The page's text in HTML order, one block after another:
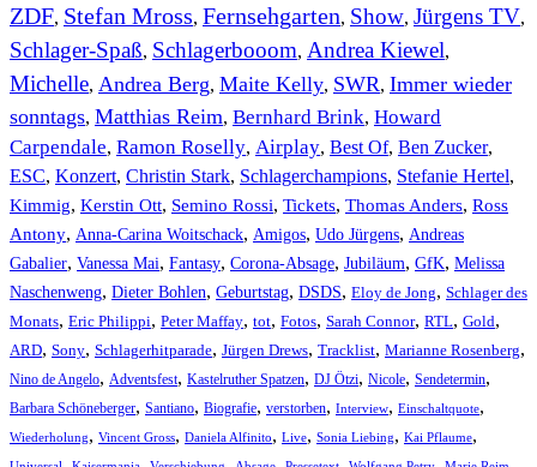
ZDF, Stefan Mross, Fernsehgarten, Show, Jürgens TV,
Schlager-Spaß, Schlagerbooom, Andrea Kiewel,
Michelle, Andrea Berg, Maite Kelly, SWR, Immer wieder
sonntags, Matthias Reim, Bernhard Brink, Howard
Carpendale, Ramon Roselly, Airplay, Best Of, Ben Zucker,
ESC, Konzert, Christin Stark, Schlagerchampions, Stefanie Hertel,
Kimmig, Kerstin Ott, Semino Rossi, Tickets, Thomas Anders, Ross
Antony, Anna-Carina Woitschack, Amigos, Udo Jürgens, Andreas
Gabalier, Vanessa Mai, Fantasy, Corona-Absage, Jubiläum, GfK, Melissa
Naschenweng, Dieter Bohlen, Geburtstag, DSDS, Eloy de Jong, Schlager des
Monats, Eric Philippi, Peter Maffay, tot, Fotos, Sarah Connor, RTL, Gold,
ARD, Sony, Schlagerhitparade, Jürgen Drews, Tracklist, Marianne Rosenberg,
Nino de Angelo, Adventsfest, Kastelruther Spatzen, DJ Ötzi, Nicole, Sendetermin,
Barbara Schöneberger, Santiano, Biografie, verstorben, Interview, Einschaltquote,
Wiederholung, Vincent Gross, Daniela Alfinito, Live, Sonia Liebing, Kai Pflaume,